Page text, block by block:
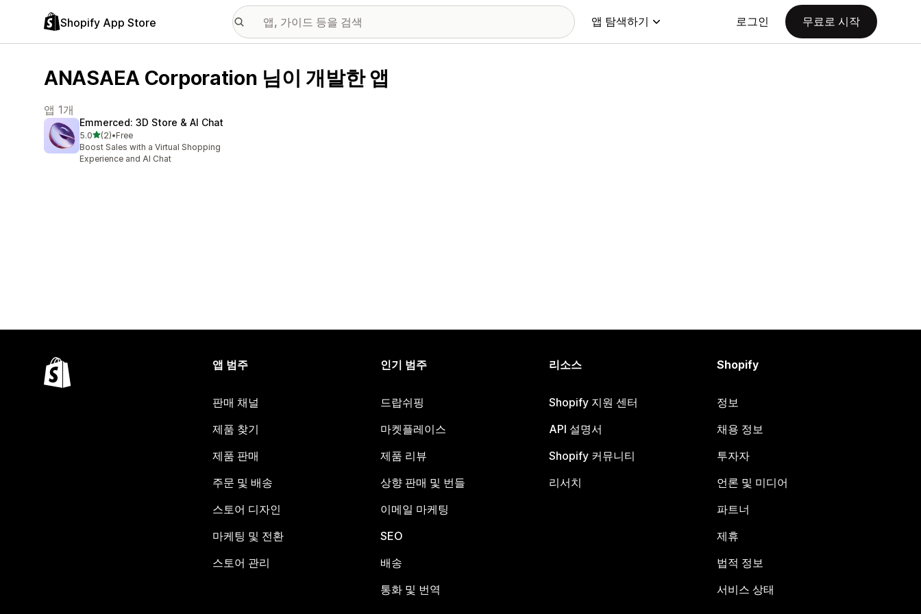
Shopify App Store 앱 탐색하기 로그인 무료로 시작
ANASAEA Corporation 님이 개발한 앱
앱 1개
Emmerced: 3D Store & AI Chat
5.0별 5개 중
(2)
총 리뷰 2개
•Free
Boost Sales with a Virtual Shopping
Experience and AI Chat
앱 범주
판매 채널
제품 찾기
제품 판매
주문 및 배송
스토어 디자인
마케팅 및 전환
스토어 관리
인기 범주
드랍쉬핑
마켓플레이스
제품 리뷰
상향 판매 및 번들
이메일 마케팅
SEO
배송
통화 및 번역
리소스
Shopify 지원 센터
API 설명서
Shopify 커뮤니티
리서치
Shopify
정보
채용 정보
투자자
언론 및 미디어
파트너
제휴
법적 정보
서비스 상태